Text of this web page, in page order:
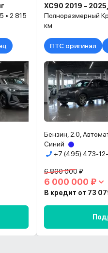
• 2 815
XC90 2019 –
Полноразмерный
км
ПТС оригинал
Бензин, 2.0,
Синий
+7 (495) 473-
6 800 000 ₽
6 000 000 ₽
В кредит от 73